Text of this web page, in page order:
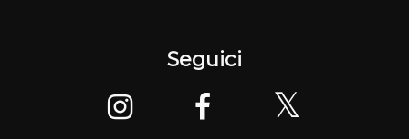
Seguici